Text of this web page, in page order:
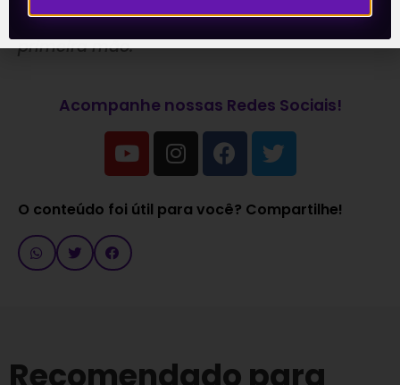
informações sobre o mercado financeiro em
primeira mão.
Acompanhe nossas Redes Sociais!
O conteúdo foi útil para você? Compartilhe!
Recomendado para